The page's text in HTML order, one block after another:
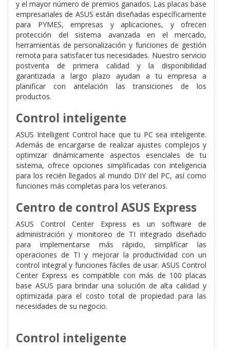
y el mayor número de premios ganados. Las placas base
empresariales de ASUS están diseñadas específicamente
para PYMES, empresas y aplicaciones, y ofrecen
protección del sistema avanzada en el mercado,
herramientas de personalización y funciones de gestión
remota para satisfacer tus necesidades. Nuestro servicio
postventa de primera calidad y la disponibilidad
garantizada a largo plazo ayudan a tu empresa a
planificar con antelación las transiciones de los
productos.
Control inteligente
ASUS Intelligent Control hace que tu PC sea inteligente.
Además de encargarse de realizar ajustes complejos y
optimizar dinámicamente aspectos esenciales de tu
sistema, ofrece opciones simplificadas con inteligencia
para los recién llegados al mundo DIY del PC, así como
funciones más completas para los veteranos.
Centro de control ASUS Express
ASUS Control Center Express es un software de
administración y monitoreo de TI integrado diseñado
para implementarse más rápido, simplificar las
operaciones de TI y mejorar la productividad con un
control integral y funciones fáciles de usar. ASUS Control
Center Express es compatible con más de 100 placas
base ASUS para brindar una solución de alta calidad y
optimizada para el costo total de propiedad para las
necesidades de su negocio.
Control inteligente